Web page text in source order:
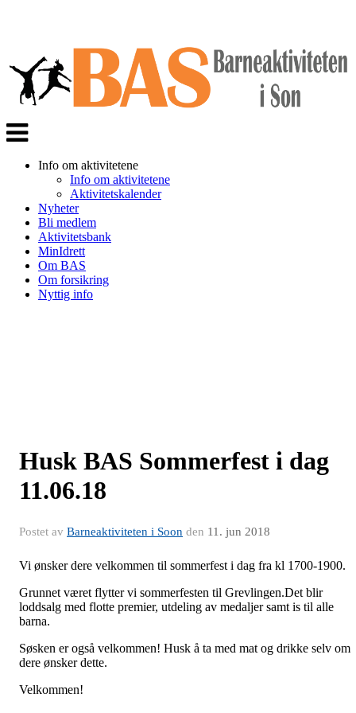
Veksle
navigasjon
Info om aktivitetene
Info om aktivitetene
Aktivitetskalender
Nyheter
Bli medlem
Aktivitetsbank
MinIdrett
Om BAS
Om forsikring
Nyttig info
Husk BAS Sommerfest i dag
11.06.18
Postet av Barneaktiviteten i Soon den 11. jun 2018
Vi ønsker dere velkommen til sommerfest i dag fra kl 1700-1900.
Grunnet været flytter vi sommerfesten til Grevlingen.Det blir
loddsalg med flotte premier, utdeling av medaljer samt is til alle
barna.
Søsken er også velkommen! Husk å ta med mat og drikke selv om
dere ønsker dette.
Velkommen!